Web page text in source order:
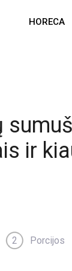
HORECA
ir
2 Porcijos